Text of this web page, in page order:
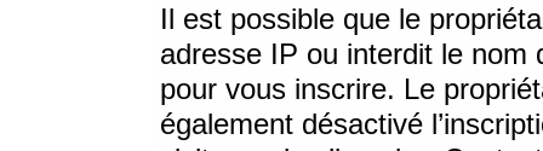
Il est possible que le
adresse IP ou interdit le nom
pour vous inscrire. Le
également désactivé